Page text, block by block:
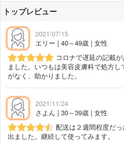
トップレビュー
2021/07/15
エリー | 40～49歳 | 女性
コロナで遅延の記載
ました。いつもは美容皮膚科で処方
がなく、助かりました。
2021/11/24
さよん | 30～39歳 | 女性
配送は２週間程度だ
出ました。継続して使ってみます。